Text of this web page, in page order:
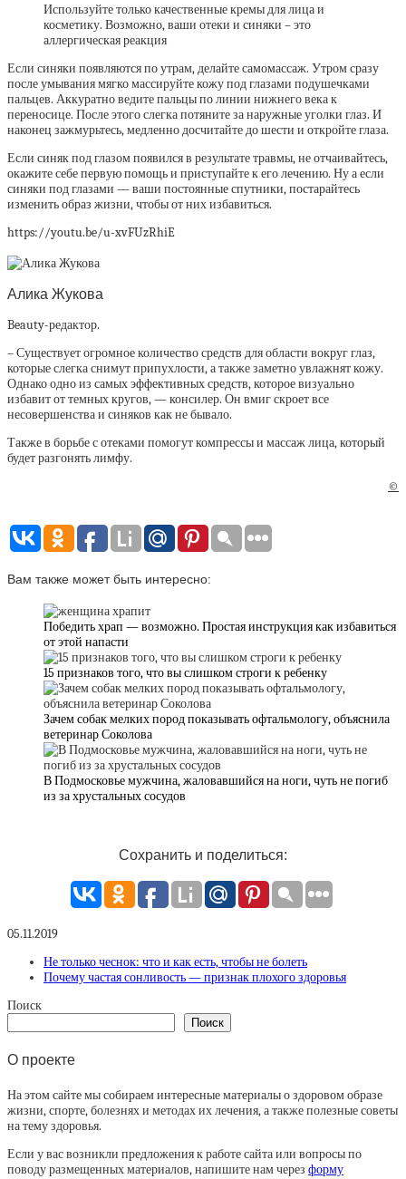
Используйте только качественные кремы для лица и
косметику. Возможно, ваши отеки и синяки – это
аллергическая реакция
Если синяки появляются по утрам, делайте самомассаж. Утром сразу
после умывания мягко массируйте кожу под глазами подушечками
пальцев. Аккуратно ведите пальцы по линии нижнего века к
переносице. После этого слегка потяните за наружные уголки глаз. И
наконец зажмурьтесь, медленно досчитайте до шести и откройте глаза.
Если синяк под глазом появился в результате травмы, не отчаивайтесь,
окажите себе первую помощь и приступайте к его лечению. Ну а если
синяки под глазами — ваши постоянные спутники, постарайтесь
изменить образ жизни, чтобы от них избавиться.
https://youtu.be/u-xvFUzRhiE
Алика Жукова
Beauty-редактор.
– Существует огромное количество средств для области вокруг глаз,
которые слегка снимут припухлости, а также заметно увлажнят кожу.
Однако одно из самых эффективных средств, которое визуально
избавит от темных кругов, — консилер. Он вмиг скроет все
несовершенства и синяков как не бывало.
Также в борьбе с отеками помогут компрессы и массаж лица, который
будет разгонять лимфу.
©
Вам также может быть интересно:
Победить храп — возможно. Простая инструкция как избавиться
от этой напасти
15 признаков того, что вы слишком строги к ребенку
Зачем собак мелких пород показывать офтальмологу, объяснила
ветеринар Соколова
В Подмосковье мужчина, жаловавшийся на ноги, чуть не погиб
из за хрустальных сосудов
Сохранить и поделиться:
05.11.2019
Не только чеснок: что и как есть, чтобы не болеть
Почему частая сонливость — признак плохого здоровья
Поиск
Поиск
О проекте
На этом сайте мы собираем интересные материалы о здоровом образе
жизни, спорте, болезнях и методах их лечения, а также полезные советы
на тему здоровья.
Если у вас возникли предложения к работе сайта или вопросы по
поводу размещенных материалов, напишите нам через форму